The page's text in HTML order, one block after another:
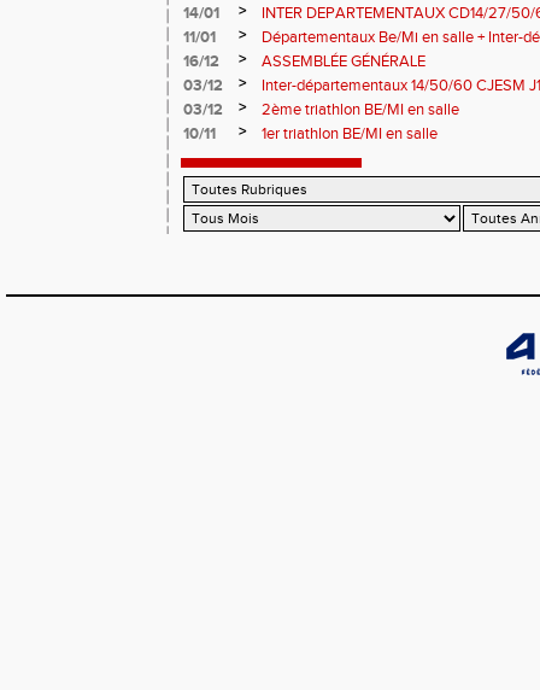
14/01
>
INTER DEPARTEMENTAUX CD14/27/50/
11/01
>
Départementaux Be/Mi en salle + Inter-
16/12
>
ASSEMBLÉE GÉNÉRALE
03/12
>
Inter-départementaux 14/50/60 CJESM J1
03/12
>
2ème triathlon BE/MI en salle
10/11
> 1er triathlon BE/MI en salle